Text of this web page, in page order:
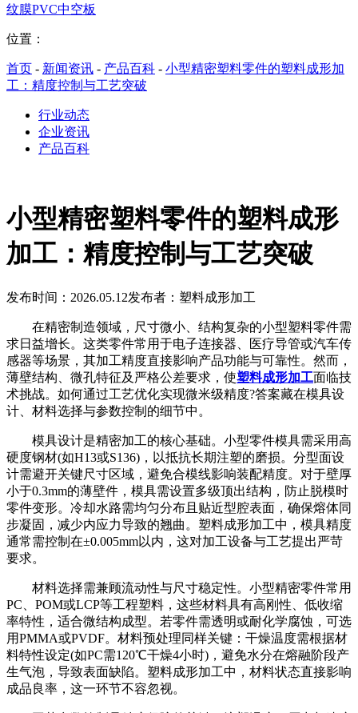
纹膜PVC中空板
位置：
首页 - 新闻资讯 - 产品百科 - 小型精密塑料零件的塑料成形加
工：精度控制与工艺突破
行业动态
企业资讯
产品百科
小型精密塑料零件的塑料成形
加工：精度控制与工艺突破
发布时间：2026.05.12发布者：塑料成形加工
在精密制造领域，尺寸微小、结构复杂的小型塑料零件需
求日益增长。这类零件常用于电子连接器、医疗导管或汽车传
感器等场景，其加工精度直接影响产品功能与可靠性。然而，
薄壁结构、微孔特征及严格公差要求，使塑料成形加工面临技
术挑战。如何通过工艺优化实现微米级精度?答案藏在模具设
计、材料选择与参数控制的细节中。
模具设计是精密加工的核心基础。小型零件模具需采用高
硬度钢材(如H13或S136)，以抵抗长期注塑的磨损。分型面设
计需避开关键尺寸区域，避免合模线影响装配精度。对于壁厚
小于0.3mm的薄壁件，模具需设置多级顶出结构，防止脱模时
零件变形。冷却水路需均匀分布且贴近型腔表面，确保熔体同
步凝固，减少内应力导致的翘曲。塑料成形加工中，模具精度
通常需控制在±0.005mm以内，这对加工设备与工艺提出严苛
要求。
材料选择需兼顾流动性与尺寸稳定性。小型精密零件常用
PC、POM或LCP等工程塑料，这些材料具有高刚性、低收缩
率特性，适合微结构成型。若零件需透明或耐化学腐蚀，可选
用PMMA或PVDF。材料预处理同样关键：干燥温度需根据材
料特性设定(如PC需120℃干燥4小时)，避免水分在熔融阶段产
生气泡，导致表面缺陷。塑料成形加工中，材料状态直接影响
成品良率，这一环节不容忽视。